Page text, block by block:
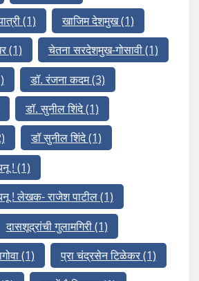
(1) खाजिम देशमुख(1)
(1) चेतना सरदेशमुख-गोसावी(1)
डॉ. रंजना कदम(3)
डॉ. सुनील शिंदे(1)
डॉ सुनील शिंदे(1)
! (1)
! लेखक- राजेश पाटील(1)
दासशूद्रांची गुलामगिरी(1)
(1) प्रा चंद्रसेन टिळेकर(1)